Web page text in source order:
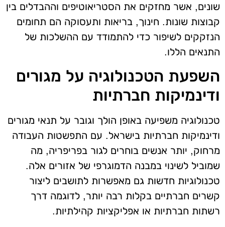
שונים, אשר מחזקים את הסטריאוטיפים וההבדלים בין
קבוצות שונות. חינוך, בריאות ותעסוקה הם תחומים
הנזקקים לשיפור כדי להתמודד עם ההשלכות של
התנאים הללו.
השפעת הטכנולוגיה על מגורים
ודינמיקות חברתיות
טכנולוגיה משפיעה באופן הולך וגובר על תנאי מגורים
ודינמיקות חברתיות בישראל. עם התפשטות העבודה
מרחוק, יותר אנשים בוחרים לגור בפריפריה, מה
שמוביל לשינוי במבנה הדמוגרפי של אזורים אלה.
טכנולוגיות חדשות גם מאפשרות לתושבים ליצור
קשרים חברתיים בקלות רבה יותר, לדוגמה דרך
רשתות חברתיות או אפליקציות קהילתיות.